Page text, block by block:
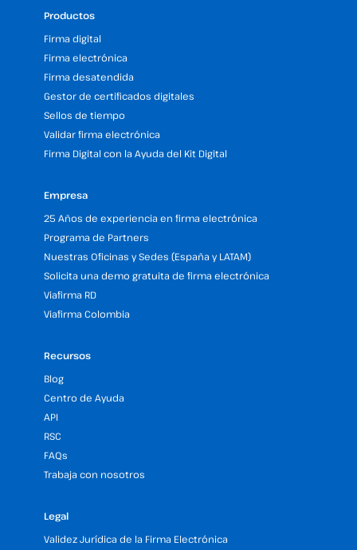
Productos
Firma digital
Firma electrónica
Firma desatendida
Gestor de certificados digitales
Sellos de tiempo
Validar firma electrónica
Firma Digital con la Ayuda del Kit Digital
Empresa
25 Años de experiencia en firma electrónica
Programa de Partners
Nuestras Oficinas y Sedes (España y LATAM)
Solicita una demo gratuita de firma electrónica
Viafirma RD
Viafirma Colombia
Recursos
Blog
Centro de Ayuda
API
RSC
FAQs
Trabaja con nosotros
Legal
Validez Jurídica de la Firma Electrónica